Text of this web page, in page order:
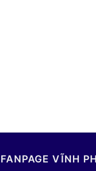
FANPAGE VĨNH